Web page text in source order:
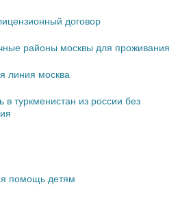
договор
районы москвы для проживания
линия москва
в туркменистан из россии без
помощь детям